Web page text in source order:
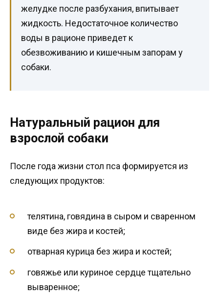
желудке после разбухания, впитывает
жидкость. Недостаточное количество
воды в рационе приведет к
обезвоживанию и кишечным запорам у
собаки.
Натуральный рацион для
взрослой собаки
После года жизни стол пса формируется из
следующих продуктов:
телятина, говядина в сыром и сваренном
виде без жира и костей;
отварная курица без жира и костей;
говяжье или куриное сердце тщательно
вываренное;